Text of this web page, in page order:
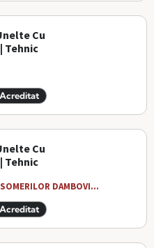
Cu
Tehnic
Acreditat
Cu
Tehnic
DAMBOVI...
Acreditat